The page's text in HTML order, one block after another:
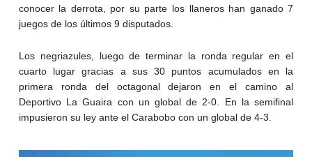
conocer la derrota, por su parte los llaneros han ganado 7
juegos de los últimos 9 disputados.
Los negriazules, luego de terminar la ronda regular en el
cuarto lugar gracias a sus 30 puntos acumulados en la
primera ronda del octagonal dejaron en el camino al
Deportivo La Guaira con un global de 2-0. En la semifinal
impusieron su ley ante el Carabobo con un global de 4-3.